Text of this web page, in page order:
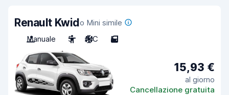
Renault Kwido Mini simile
Manuale
5 A/C 5
15,93 €
al giorno
Cancellazione gratuita